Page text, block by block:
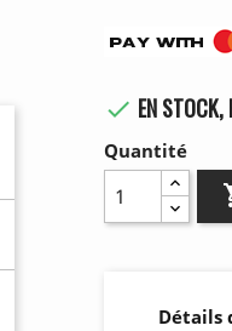
 EN STOCK,
Quantité
Détails